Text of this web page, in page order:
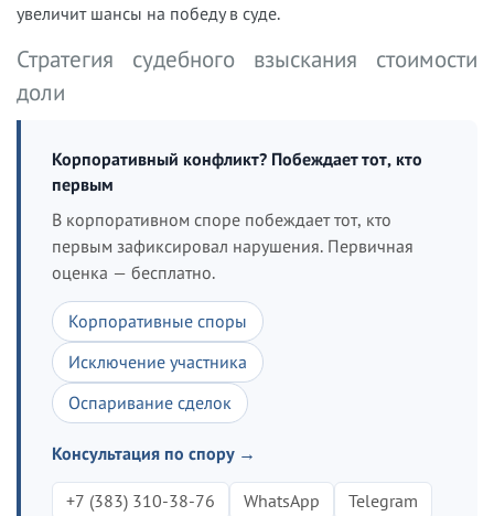
увеличит шансы на победу в суде.
Стратегия судебного взыскания стоимости
доли
Корпоративный конфликт? Побеждает тот, кто
первым
В корпоративном споре побеждает тот, кто
первым зафиксировал нарушения. Первичная
оценка — бесплатно.
Корпоративные споры
Исключение участника
Оспаривание сделок
Консультация по спору →
+7 (383) 310-38-76 WhatsApp
Telegram